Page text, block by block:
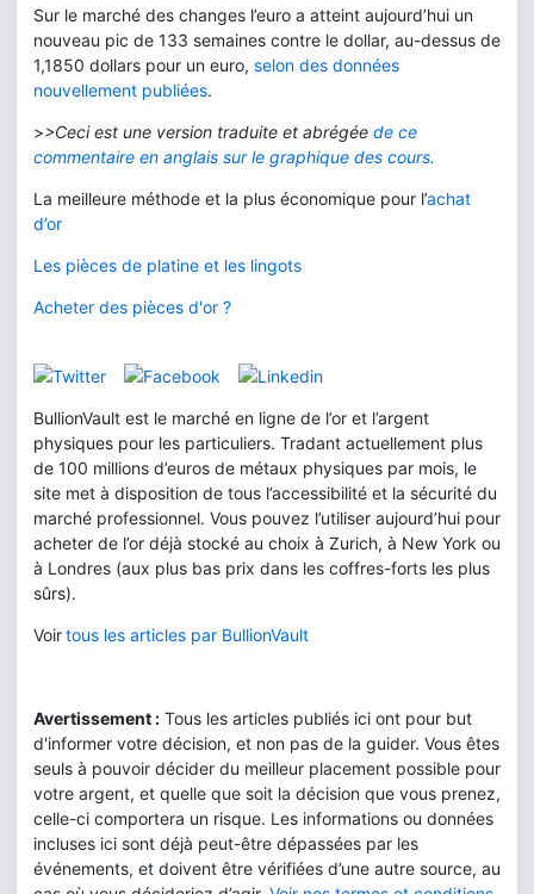
Sur le marché des changes l’euro a atteint aujourd’hui un
nouveau pic de 133 semaines contre le dollar, au-dessus de
1,1850 dollars pour un euro, selon des données
nouvellement publiées.
>>Ceci est une version traduite et abrégée de ce
commentaire en anglais sur le graphique des cours.
La meilleure méthode et la plus économique pour l’achat
d’or
Les pièces de platine et les lingots
Acheter des pièces d'or ?
BullionVault est le marché en ligne de l’or et l’argent
physiques pour les particuliers. Tradant actuellement plus
de 100 millions d’euros de métaux physiques par mois, le
site met à disposition de tous l’accessibilité et la sécurité du
marché professionnel. Vous pouvez l’utiliser aujourd’hui pour
acheter de l’or déjà stocké au choix à Zurich, à New York ou
à Londres (aux plus bas prix dans les coffres-forts les plus
sûrs).
Voirtous les articles par BullionVault
Avertissement : Tous les articles publiés ici ont pour but
d'informer votre décision, et non pas de la guider. Vous êtes
seuls à pouvoir décider du meilleur placement possible pour
votre argent, et quelle que soit la décision que vous prenez,
celle-ci comportera un risque. Les informations ou données
incluses ici sont déjà peut-être dépassées par les
événements, et doivent être vérifiées d’une autre source, au